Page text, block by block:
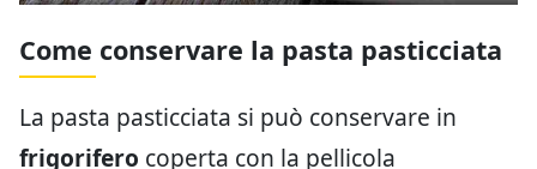
Come conservare la pasta pasticciata
La pasta pasticciata si può conservare in
frigorifero coperta con la pellicola